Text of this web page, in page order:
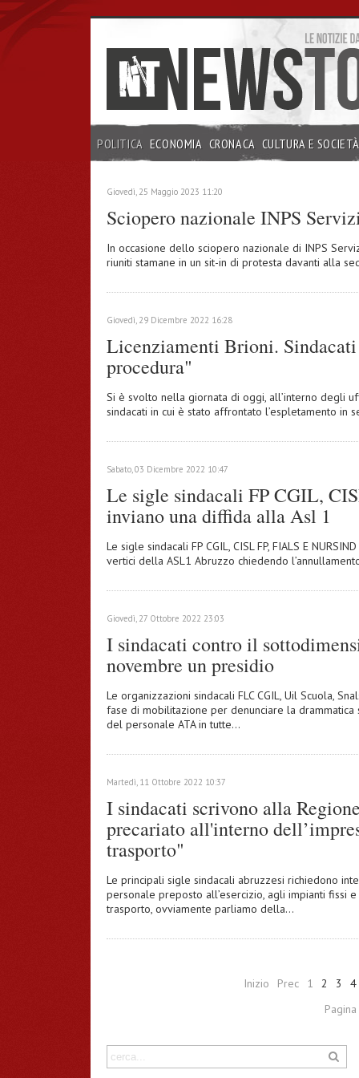
POLITICA ECONOMIA CRONACA CULTURA E
Giovedì, 25 Maggio 2023 11:20
Sciopero nazionale INPS
In occasione dello sciopero nazionale di INPS
riuniti stamane in un sit-in di protesta davanti alla
Giovedì, 29 Dicembre 2022 16:28
Licenziamenti Brioni.
procedura"
Si è svolto nella giornata di oggi, all’interno degli
sindacati in cui è stato affrontato l’espletamento
Sabato, 03 Dicembre 2022 10:47
Le sigle sindacali FP CGIL,
inviano una diffida alla Asl 1
Le sigle sindacali FP CGIL, CISL FP, FIALS E
vertici della ASL1 Abruzzo chiedendo
Giovedì, 27 Ottobre 2022 23:03
I sindacati contro il
novembre un presidio
Le organizzazioni sindacali FLC CGIL, Uil Scuola,
fase di mobilitazione per denunciare la
del personale ATA in tutte…
Martedì, 11 Ottobre 2022 10:37
I sindacati scrivono alla
precariato all'interno
trasporto"
Le principali sigle sindacali abruzzesi richiedono
personale preposto all’esercizio, agli impianti fissi
trasporto, ovviamente parliamo della…
Inizio Prec 1 2 3
4